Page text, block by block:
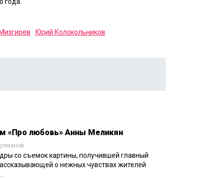
Юрий Колокольников
«Про любовь» Анны Меликян
со съемок картины, получившей главный
o нежных чувствах жителей